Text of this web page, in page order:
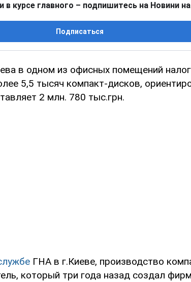
в курсе главного – подпишитесь на Новини на
Подписаться
в одном из офисных помещений
5,5 тысяч компакт-дисков,
2 млн. 780 тыс.грн.
ГНА в г.Киеве, производство
который три года назад создал